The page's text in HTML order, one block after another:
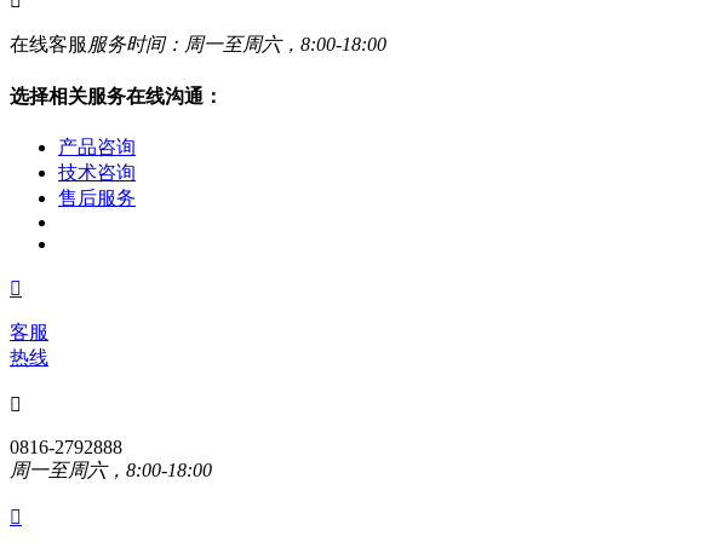
在线客服 服务时间：周一至周六，8:00-18:00
选择相关服务在线沟通：
产品咨询
技术咨询
售后服务

客服
热线

0816-2792888
周一至周六，8:00-18:00
